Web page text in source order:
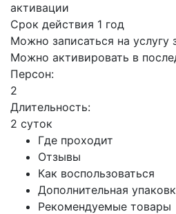
активации
Срок действия 1 год
Можно записаться на
Можно активировать в
Персон:
2
Длительность:
2 суток
Где проходит
Отзывы
Как воспользоваться
Дополнительная
Рекомендуемые товары